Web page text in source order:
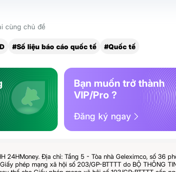
cùng chủ đề
#Số liệu báo cáo quốc tế #Quốc tế
Bạn muốn trở thành
VIP/Pro ?
Đăng ký ngay
24HMoney. Địa chỉ: Tầng 5 - Tòa nhà Geleximco, số 36
phép mạng xã hội số 203/GP-BTTTT do BỘ THÔNG